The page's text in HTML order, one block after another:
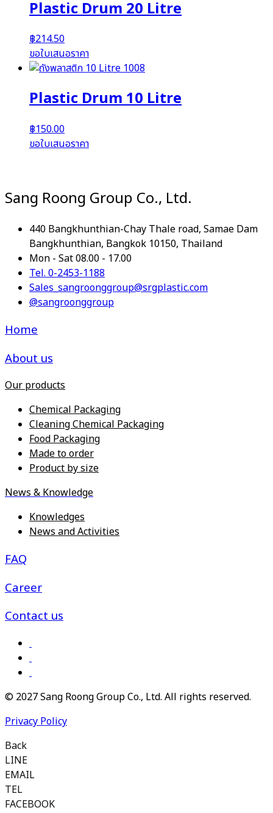
Plastic Drum 20 Litre
฿214.50
ขอใบเสนอราคา
Plastic Drum 10 Litre
฿150.00
ขอใบเสนอราคา
Sang Roong Group Co., Ltd.
440 Bangkhunthian-Chay Thale road, Samae Dam
Bangkhunthian, Bangkok 10150, Thailand
Mon - Sat 08.00 - 17.00
Tel. 0-2453-1188
Sales_sangroonggroup@srgplastic.com
@sangroonggroup
Home
About us
Our products
Chemical Packaging
Cleaning Chemical Packaging
Food Packaging
Made to order
Product by size
News & Knowledge
Knowledges
News and Activities
FAQ
Career
Contact us
© 2027 Sang Roong Group Co., Ltd. All rights reserved.
Privacy Policy
Back
LINE
EMAIL
TEL
FACEBOOK